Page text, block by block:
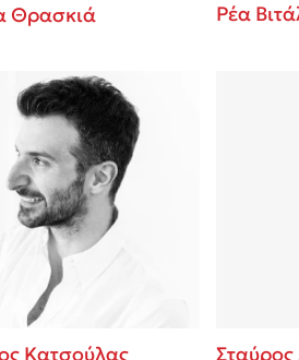
Θρασκιά Ρέα
Κατσούλας